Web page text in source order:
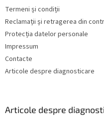
Termeni și condiții
Reclamații și retragerea din
Protecția datelor personale
Impressum
Contacte
Articole despre diagnosticare
Articole despre